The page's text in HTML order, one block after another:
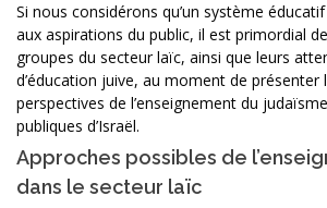
Si nous considérons qu’un système
aux aspirations du public, il est primordial
groupes du secteur laïc, ainsi que leurs
d’éducation juive, au moment de présenter
perspectives de l’enseignement du
publiques d’Israël.
Approches possibles de
dans le secteur laïc